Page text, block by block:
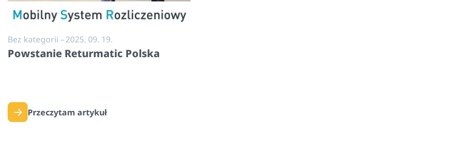
Bez kategorii –2025. 09. 19.
Powstanie Returmatic Polska
Przeczytam artykuł